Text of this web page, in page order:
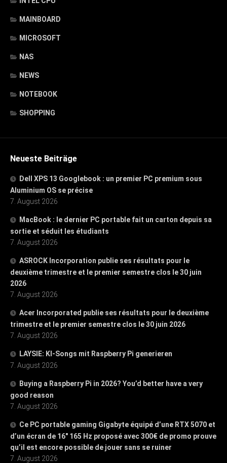
MAINBOARD
MICROSOFT
NAS
NEWS
NOTEBOOK
SHOPPING
Neueste Beiträge
Dell XPS 13 Googlebook : un premier PC premium sous
Aluminium OS se précise
7. August 2026
MacBook : le dernier PC portable fait un carton depuis sa
sortie et séduit les étudiants
7. August 2026
ASROCK Incorporation publie ses résultats pour le
deuxième trimestre et le premier semestre clos le 30 juin
2026
7. August 2026
Acer Incorporated publie ses résultats pour le deuxième
trimestre et le premier semestre clos le 30 juin 2026
7. August 2026
LAYSIE: KI-Songs mit Raspberry Pi generieren
7. August 2026
Buying a Raspberry Pi in 2026? You’d better have a very
good reason
7. August 2026
Ce PC portable gaming Gigabyte équipé d’une RTX 5070 et
d’un écran de 16″ 165 Hz proposé avec 300€ de promo prouve
qu’il est encore possible de jouer sans se ruiner
7. August 2026